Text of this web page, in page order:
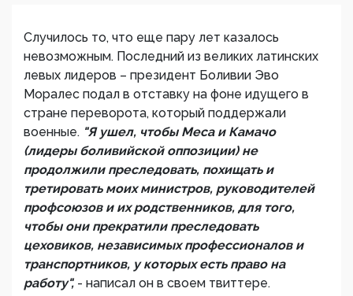
Случилось то, что еще пару лет казалось
невозможным. Последний из великих латинских
левых лидеров – президент Боливии Эво
Моралес подал в отставку на фоне идущего в
стране переворота, который поддержали
военные. "Я ушел, чтобы Меса и Камачо
(лидеры боливийской оппозиции) не
продолжили преследовать, похищать и
третировать моих министров, руководителей
профсоюзов и их родственников, для того,
чтобы они прекратили преследовать
цеховиков, независимых профессионалов и
транспортников, у которых есть право на
работу", - написал он в своем твиттере.